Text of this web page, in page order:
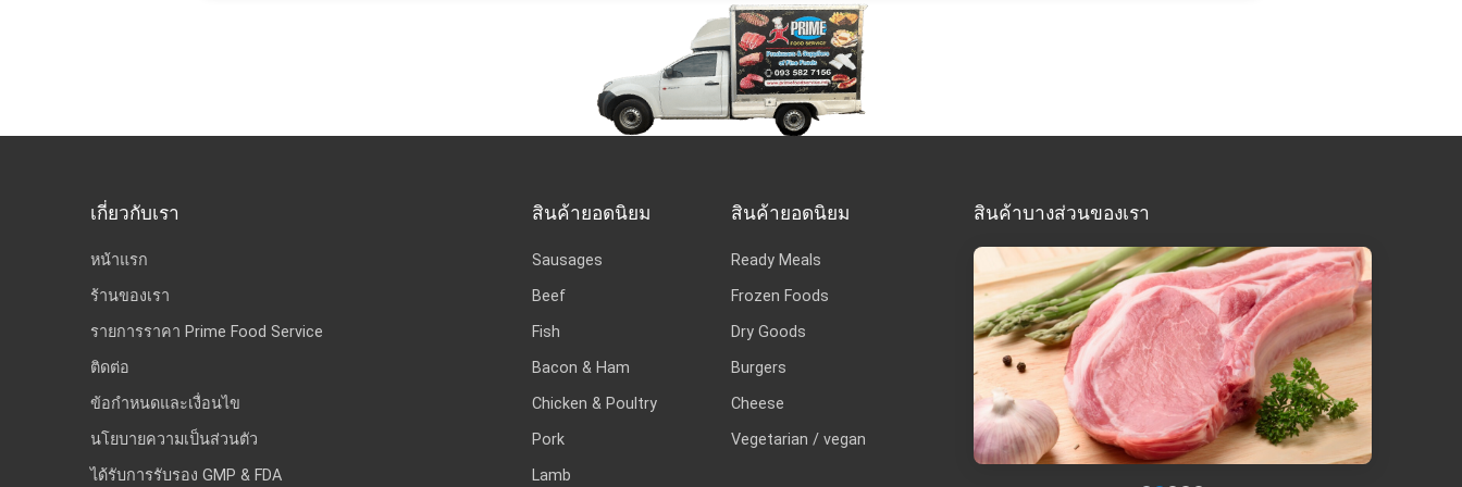
เกี่ยวกับเรา
หน้าแรก
ร้านของเรา
รายการราคา Prime Food Service
ติดต่อ
ข้อกำหนดและเงื่อนไข
นโยบายความเป็นส่วนตัว
ได้รับการรับรอง GMP & FDA
สินค้ายอดนิยม
Sausages
Beef
Fish
Bacon & Ham
Chicken & Poultry
Pork
Lamb
สินค้ายอดนิยม
Ready Meals
Frozen Foods
Dry Goods
Burgers
Cheese
Vegetarian / vegan
สินค้าบางส่วนของเรา